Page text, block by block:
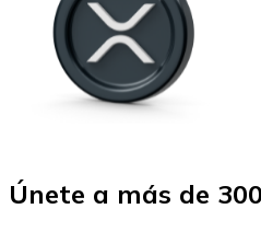
Únete a más de